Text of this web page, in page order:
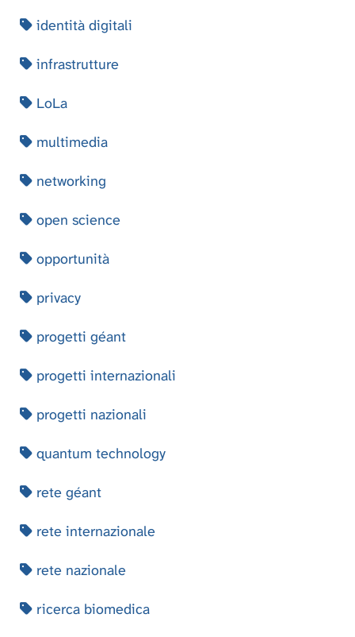
identità digitali
infrastrutture
LoLa
multimedia
networking
open science
opportunità
privacy
progetti géant
progetti internazionali
progetti nazionali
quantum technology
rete géant
rete internazionale
rete nazionale
ricerca biomedica